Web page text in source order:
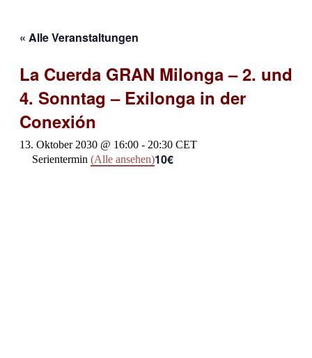
« Alle Veranstaltungen
La Cuerda GRAN Milonga – 2. und
4. Sonntag – Exilonga in der
Conexión
13. Oktober 2030 @ 16:00 - 20:30 CET
Serientermin (Alle ansehen)10€